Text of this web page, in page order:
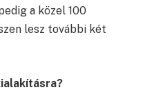
a közel 100
lesz további két